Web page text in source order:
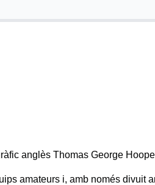
anglès Thomas George
amateurs i, amb només divuit